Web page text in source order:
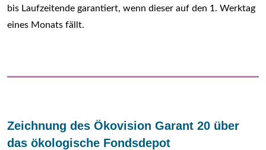
bis Laufzeitende garantiert, wenn dieser auf den 1. Werktag
eines Monats fällt.
Zeichnung des Ökovision Garant 20 über
das ökologische Fondsdepot